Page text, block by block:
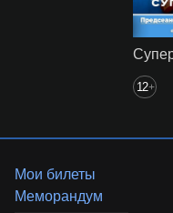
12+
Мои билеты
Меморандум